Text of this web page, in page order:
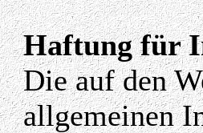
Haftung für
Die auf den
allgemeinen